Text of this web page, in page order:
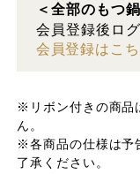
＜全部のもつ
会員登録後ロ
会員登録はこ
※リボン付きの商品
ん。
※各商品の仕様は予
了承ください。